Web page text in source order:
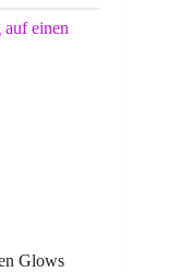
auf einen
Glows